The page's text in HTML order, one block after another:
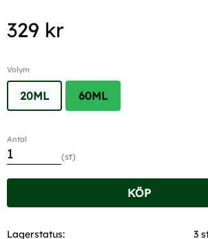
329 kr
Volym
20ML 60ML
Antal
st
KÖP
Lagerstatus
3